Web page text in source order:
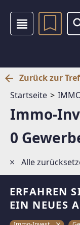
Zurück zur
Startseite
Immo-
0
Alle
ERFAHREN
EIN NEUES